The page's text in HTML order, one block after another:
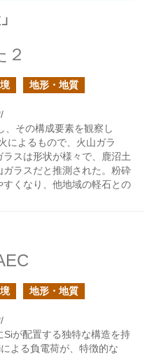
２
地形・地質
、その構成要素を観察し
によるもので、火山ガラ
スは形状が様々で、鹿沼土
ラスだと推測された。粉砕
くなり、他地域の軽石との
地形・地質
が配置する独特な構造を持
よる負電荷が、特徴的な